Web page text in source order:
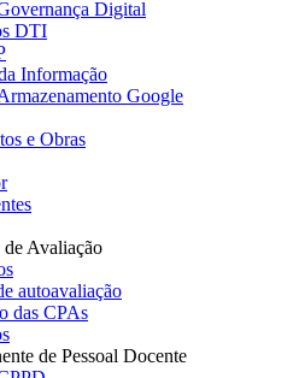
Digital
DTI
Informação
Google
e Obras
Avaliação
autoavaliação
das CPAs
de Pessoal Docente